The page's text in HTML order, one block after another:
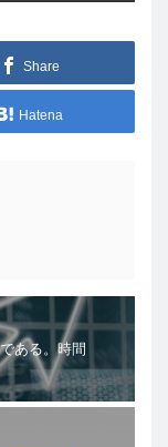
Share
Hatena
ある。時間
す。